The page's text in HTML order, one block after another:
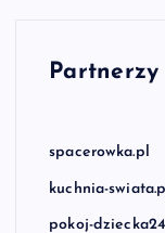
Partnerzy
spacerowka.pl
kuchnia-swiata.pl
pokoj-